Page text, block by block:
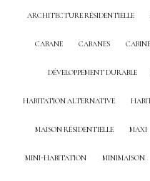
ARCHITECTURE RÉSIDENTIELLE
CABANE CABANES CABINE
DÉVELOPPEMENT DURABLE
HABITATION ALTERNATIVE
MAISON RÉSIDENTIELLE MAXI
MINI-HABITATION MINIMAISON